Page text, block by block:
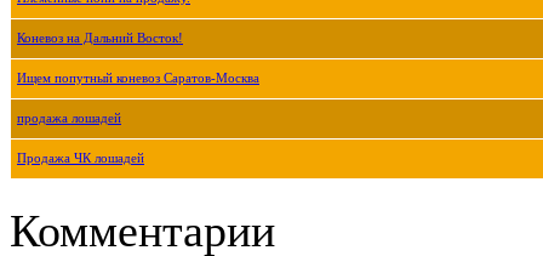
Коневоз на Дальний Восток!
Ищем попутный коневоз Саратов-Москва
продажа лошадей
Продажа ЧК лошадей
Комментарии